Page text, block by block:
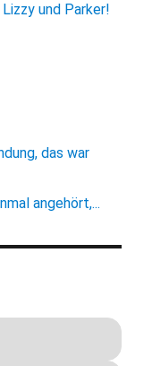
und Parker!
das war
angehört,...